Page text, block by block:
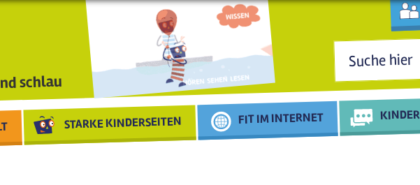
schlau
Suchformular
STARKE KINDERSEITEN FIT IM INTERNET